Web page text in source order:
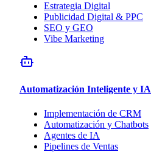
Estrategia Digital
Publicidad Digital & PPC
SEO y GEO
Vibe Marketing
Automatización Inteligente y IA
Implementación de CRM
Automatización y Chatbots
Agentes de IA
Pipelines de Ventas